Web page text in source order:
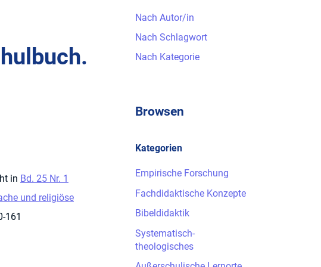
in Bd. 25 Nr. 1
und religiöse
161
Nach Autor/in
Nach Schlagwort
Nach Kategorie
Browsen
Kategorien
Empirische Forschung
Fachdidaktische Konzepte
Bibeldidaktik
Systematisch-
theologisches